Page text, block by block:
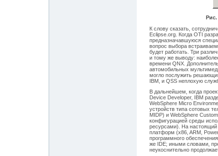
Рис.
К слову сказать,
Eclipse.org. Когда OTI
предназначавшуюся
вопрос выбора
будет работать. Три
и тому же выводу:
времени QNX.
автомобильных
могло послужить
IBM, и QSS неплохую
В дальнейшем, когда
Device Developer, IBM
WebSphere Micro
устройств типа сотовых
MIDP) и WebSphere
конфигурацией среды
ресурсами). На настоящий
платформ (x86, ARM,
программного
же IDE; иными словами,
неукоснительно